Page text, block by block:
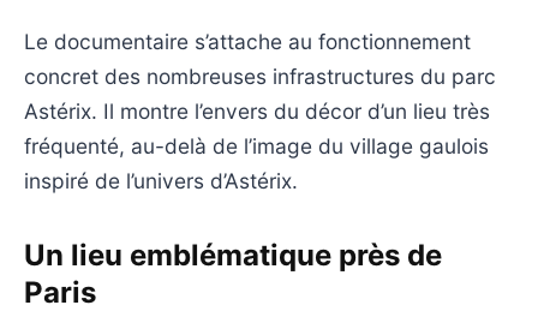
Le documentaire s’attache au fonctionnement
concret des nombreuses infrastructures du parc
Astérix. Il montre l’envers du décor d’un lieu très
fréquenté, au-delà de l’image du village gaulois
inspiré de l’univers d’Astérix.
Un lieu emblématique près de
Paris